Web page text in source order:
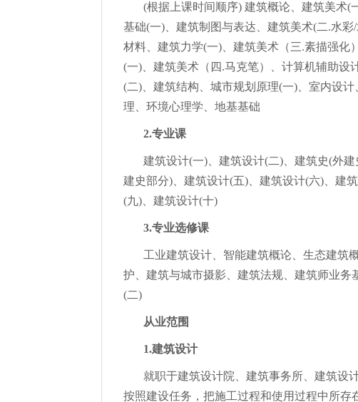
(根据上课时间顺序) 建筑概论、建筑美术
基础(一)、建筑制图与表达、建筑美术(二.水
材料、建筑力学(一)、建筑美术（三.素描强化
(一)、建筑美术（四.马克笔）、计算机辅助设
(二)、建筑结构、城市规划原理(一)、室内设
理、环境心理学、地基基础
2.专业课
建筑设计(一)、建筑设计(二)、建筑史(外
建史部分)、建筑设计(五)、建筑设计(六)、建
(九)、建筑设计(十)
3.专业选修课
工业建筑设计、智能建筑概论、生态建筑
护、建筑与城市摄影、建筑法规、建筑师业
(二)
从业范围
1.建筑设计
就职于建筑设计院、建筑事务所、建筑设
按照建设任务，把施工过程和使用过程中所